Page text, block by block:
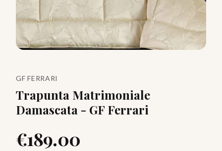
GF FERRARI
Trapunta Matrimoniale
Damascata - GF Ferrari
€189.00